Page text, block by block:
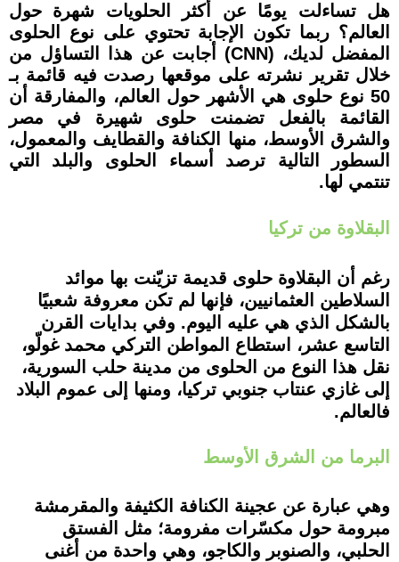
هل تساءلت يومًا عن أكثر الحلويات شهرة حول
العالم؟ ربما تكون الإجابة تحتوي على نوع الحلوى
المفضل لديك، (CNN) أجابت عن هذا التساؤل من
خلال تقرير نشرته على موقعها رصدت فيه قائمة بـ
50 نوع حلوى هي الأشهر حول العالم، والمفارقة أن
القائمة بالفعل تضمنت حلوى شهيرة في مصر
والشرق الأوسط، منها الكنافة والقطايف والمعمول،
السطور التالية ترصد أسماء الحلوى والبلد التي
تنتمي لها.
البقلاوة من تركيا
رغم أن البقلاوة حلوى قديمة تزيّنت بها موائد
السلاطين العثمانيين، فإنها لم تكن معروفة شعبيًا
بالشكل الذي هي عليه اليوم. وفي بدايات القرن
التاسع عشر، استطاع المواطن التركي محمد غولّو،
نقل هذا النوع من الحلوى من مدينة حلب السورية،
إلى غازي عنتاب جنوبي تركيا، ومنها إلى عموم البلاد
فالعالم.
البرما من الشرق الأوسط
وهي عبارة عن عجينة الكنافة الكثيفة والمقرمشة
مبرومة حول مكسّرات مفرومة؛ مثل الفستق
الحلبي، والصنوبر والكاجو، وهي واحدة من أغنى